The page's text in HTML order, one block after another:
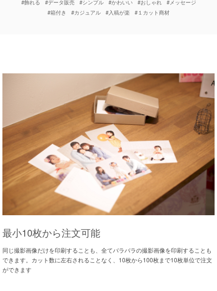
#飾れる
#データ販売 #シンプル #かわいい #おしゃれ
#メッセージ
#箱付き
#カジュアル #入稿が楽 #１カット商材
最小10枚から注文可能
同じ撮影画像だけを印刷することも、全てバラバラの撮影画像を印刷することも
できます。カット数に左右されることなく、10枚から100枚まで10枚単位で注文
ができます